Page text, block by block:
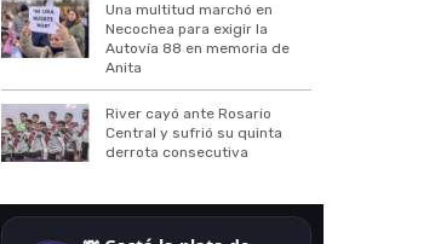
Una multitud marchó en
Necochea para exigir la
Autovía 88 en memoria de
Anita
River cayó ante Rosario
Central y sufrió su quinta
derrota consecutiva